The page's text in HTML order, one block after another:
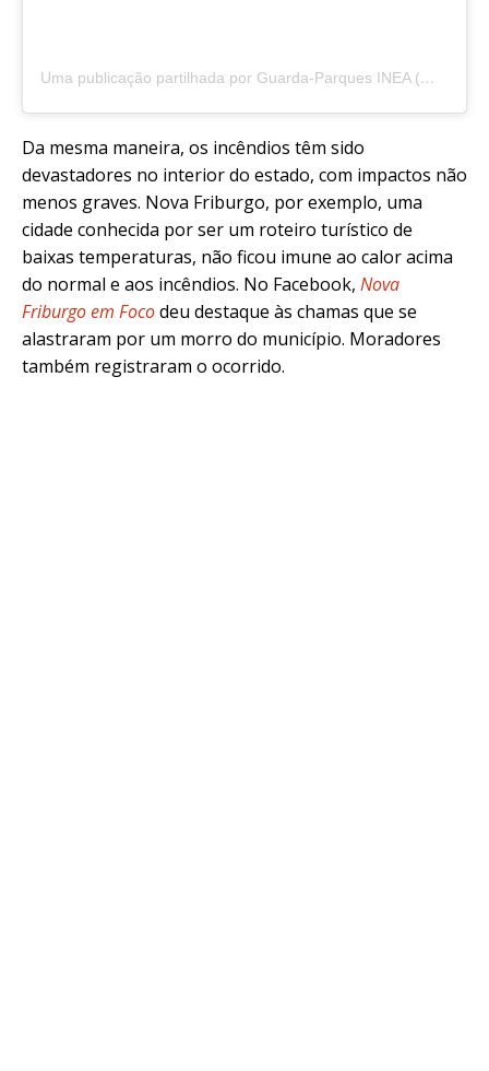
Uma publicação partilhada por Guarda-Parques INEA (@guardaparquesinea)
Da mesma maneira, os incêndios têm sido
devastadores no interior do estado, com impactos não
menos graves. Nova Friburgo, por exemplo, uma
cidade conhecida por ser um roteiro turístico de
baixas temperaturas, não ficou imune ao calor acima
do normal e aos incêndios. No Facebook, Nova
Friburgo em Focodeu destaque às chamas que se
alastraram por um morro do município. Moradores
também registraram o ocorrido.